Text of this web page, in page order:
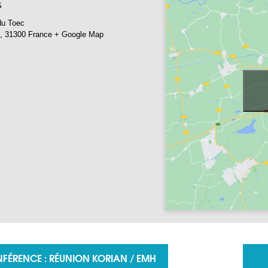
Toec
, 31300 France + Google Map
Évènement
: RÉUNION KORIAN / EMH